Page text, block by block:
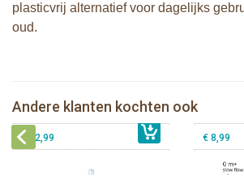
plasticvrij alternatief voor dagelijks
oud.
Andere klanten kochten ook
€ 8,99
Pura thermos speenfles 260 ml +
aqua sleeve
€ 32,99 € 8,99
Pura thermos sportfles 475 ml +
unicorn sleeve
Pura